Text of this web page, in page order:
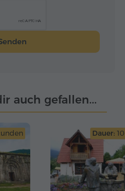
auch gefallen...
Dauer: